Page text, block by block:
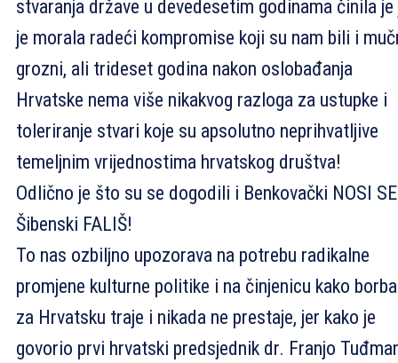
stvaranja države u devedesetim godinama činila je
je morala radeći kompromise koji su nam bili i
grozni, ali trideset godina nakon oslobađanja
Hrvatske nema više nikakvog razloga za ustupke i
toleriranje stvari koje su apsolutno neprihvatljive
temeljnim vrijednostima hrvatskog društva!
Odlično je što su se dogodili i Benkovački NOSI
Šibenski FALIŠ!
To nas ozbiljno upozorava na potrebu radikalne
promjene kulturne politike i na činjenicu kako borba
za Hrvatsku traje i nikada ne prestaje, jer kako je
govorio prvi hrvatski predsjednik dr. Franjo